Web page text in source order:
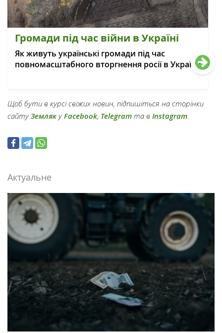
Громади під час війни в Україні
Як живуть українські громади під час
повномасштабного вторгнення росії в Україну
Щоб бути в курсі свіжих новин, підпишіться на сторінки
сайтуЗемлякуFacebook, Telegram та в Instagram.
Актуальне